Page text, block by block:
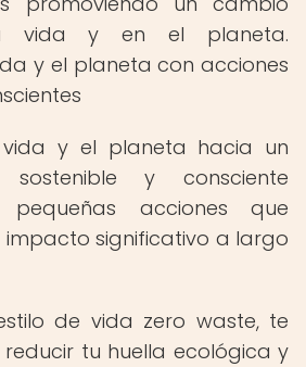
vida y en el planeta.
y el planeta con acciones
y el planeta hacia un
y consciente
acciones que
impacto significativo a largo
de vida zero waste, te
tu huella ecológica y